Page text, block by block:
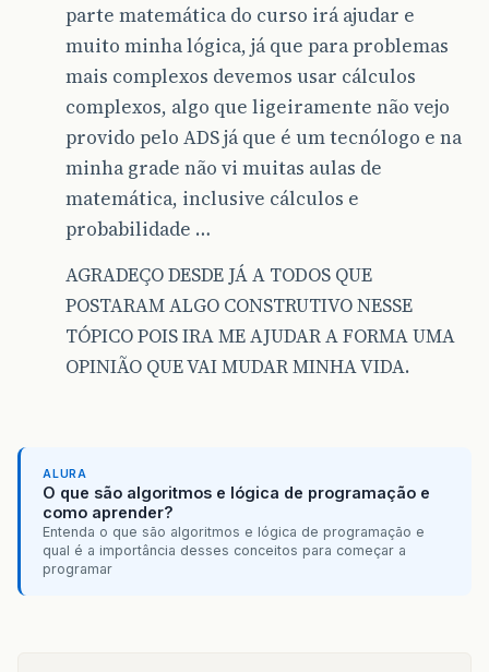
parte matemática do curso irá ajudar e
muito minha lógica, já que para problemas
mais complexos devemos usar cálculos
complexos, algo que ligeiramente não vejo
provido pelo ADS já que é um tecnólogo e na
minha grade não vi muitas aulas de
matemática, inclusive cálculos e
probabilidade …
AGRADEÇO DESDE JÁ A TODOS QUE
POSTARAM ALGO CONSTRUTIVO NESSE
TÓPICO POIS IRA ME AJUDAR A FORMA UMA
OPINIÃO QUE VAI MUDAR MINHA VIDA.
ALURA
O que são algoritmos e lógica de programação e
como aprender?
Entenda o que são algoritmos e lógica de programação e
qual é a importância desses conceitos para começar a
programar